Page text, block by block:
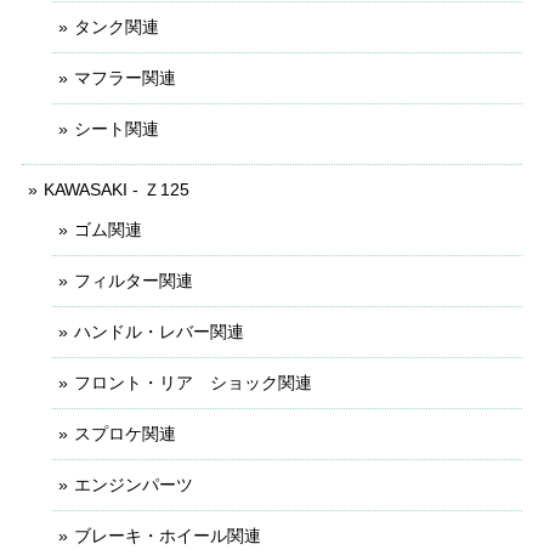
タンク関連
マフラー関連
シート関連
KAWASAKI - Ｚ125
ゴム関連
フィルター関連
ハンドル・レバー関連
フロント・リア ショック関連
スプロケ関連
エンジンパーツ
ブレーキ・ホイール関連